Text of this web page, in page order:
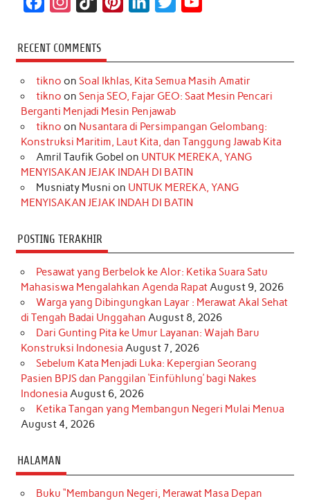
c
e
b
o
k
s
t
a
r
a
m
k
T
o
k
t
e
r
e
s
t
k
e
d
I
n
t
t
r
T
u
e
RECENT COMMENTS
tikno on Soal Ikhlas, Kita Semua Masih Amatir
tikno on Senja SEO, Fajar GEO: Saat Mesin Pencari
Berganti Menjadi Mesin Penjawab
tikno on Nusantara di Persimpangan Gelombang:
Konstruksi Maritim, Laut Kita, dan Tanggung Jawab Kita
Amril Taufik Gobel on UNTUK MEREKA, YANG
MENYISAKAN JEJAK INDAH DI BATIN
Musniaty Musni on UNTUK MEREKA, YANG
MENYISAKAN JEJAK INDAH DI BATIN
POSTING TERAKHIR
Pesawat yang Berbelok ke Alor: Ketika Suara Satu
Mahasiswa Mengalahkan Agenda RapatAugust 9, 2026
Warga yang Dibingungkan Layar : Merawat Akal Sehat
di Tengah Badai Unggahan August 8, 2026
Dari Gunting Pita ke Umur Layanan: Wajah Baru
Konstruksi Indonesia August 7, 2026
Sebelum Kata Menjadi Luka: Kepergian Seorang
Pasien BPJS dan Panggilan ‘Einfühlung’ bagi Nakes
Indonesia August 6, 2026
Ketika Tangan yang Membangun Negeri Mulai Menua
August 4, 2026
HALAMAN
Buku “Membangun Negeri, Merawat Masa Depan